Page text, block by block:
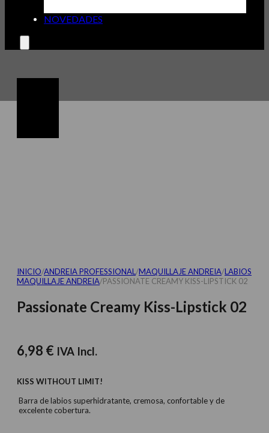
NOVEDADES
INICIO/ANDREIA PROFESSIONAL /MAQUILLAJE ANDREIA/LABIOS
MAQUILLAJE ANDREIA/PASSIONATE CREAMY KISS-LIPSTICK 02
Passionate Creamy Kiss-Lipstick 02
6,98 € IVA Incl.
KISS WITHOUT LIMIT!
Barra de labios superhidratante, cremosa, confortable y de
excelente cobertura.